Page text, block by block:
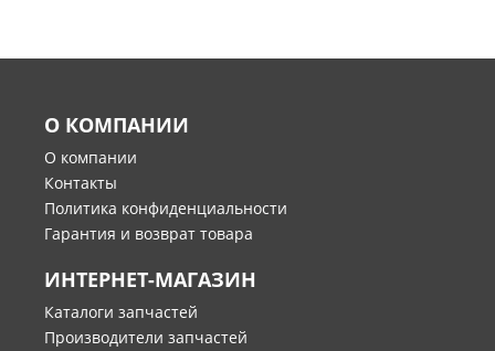
О КОМПАНИИ
О компании
Контакты
Политика конфиденциальности
Гарантия и возврат товара
ИНТЕРНЕТ-МАГАЗИН
Каталоги запчастей
Производители запчастей